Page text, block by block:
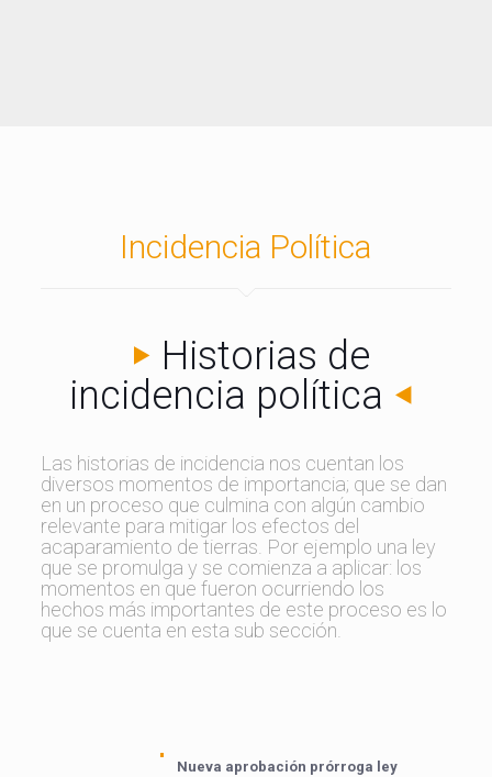
Incidencia Política
Historias de
incidencia política
Las historias de incidencia nos cuentan los
diversos momentos de importancia; que se dan
en un proceso que culmina con algún cambio
relevante para mitigar los efectos del
acaparamiento de tierras. Por ejemplo una ley
que se promulga y se comienza a aplicar: los
momentos en que fueron ocurriendo los
hechos más importantes de este proceso es lo
que se cuenta en esta sub sección.
Nueva aprobación prórroga ley